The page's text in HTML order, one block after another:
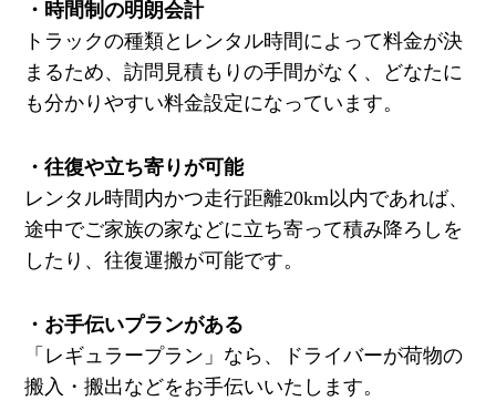
・時間制の明朗会計
トラックの種類とレンタル時間によって料金が決
まるため、訪問見積もりの手間がなく、どなたに
も分かりやすい料金設定になっています。
・往復や立ち寄りが可能
レンタル時間内かつ走行距離20km以内であれば、
途中でご家族の家などに立ち寄って積み降ろしを
したり、往復運搬が可能です。
・お手伝いプランがある
「レギュラープラン」なら、ドライバーが荷物の
搬入・搬出などをお手伝いいたします。